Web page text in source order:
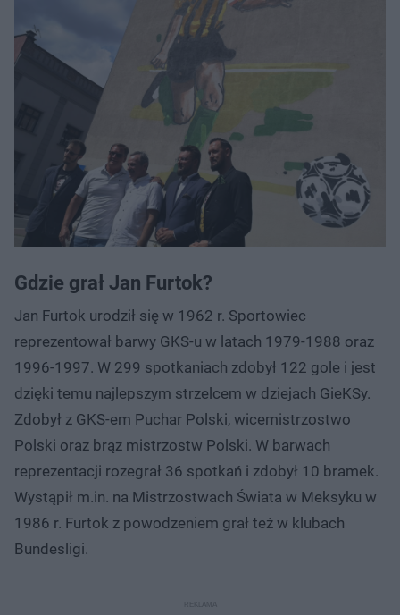
Gdzie grał Jan Furtok?
Jan Furtok urodził się w 1962 r. Sportowiec
reprezentował barwy GKS-u w latach 1979-1988 oraz
1996-1997. W 299 spotkaniach zdobył 122 gole i jest
dzięki temu najlepszym strzelcem w dziejach GieKSy.
Zdobył z GKS-em Puchar Polski, wicemistrzostwo
Polski oraz brąz mistrzostw Polski. W barwach
reprezentacji rozegrał 36 spotkań i zdobył 10 bramek.
Wystąpił m.in. na Mistrzostwach Świata w Meksyku w
1986 r. Furtok z powodzeniem grał też w klubach
Bundesligi.